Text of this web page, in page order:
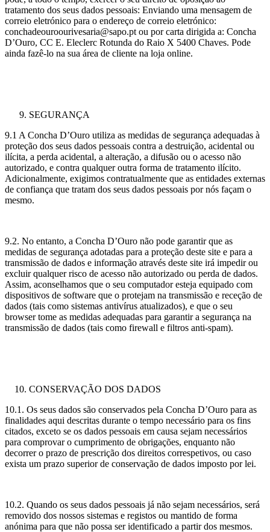
tratamento dos seus dados pessoais: Enviando uma mensagem de
correio eletrónico para o endereço de correio eletrónico:
conchadeouroourivesaria@sapo.pt ou por carta dirigida a: Concha
D’Ouro, CC E. Eleclerc Rotunda do Raio X 5400 Chaves. Pode
ainda fazê-lo na sua área de cliente na loja online.
SEGURANÇA
9.1 A Concha D’Ouro utiliza as medidas de segurança adequadas à
proteção dos seus dados pessoais contra a destruição, acidental ou
ilícita, a perda acidental, a alteração, a difusão ou o acesso não
autorizado, e contra qualquer outra forma de tratamento ilícito.
Adicionalmente, exigimos contratualmente que as entidades externas
de confiança que tratam dos seus dados pessoais por nós façam o
mesmo.
9.2. No entanto, a Concha D’Ouro não pode garantir que as
medidas de segurança adotadas para a proteção deste site e para a
transmissão de dados e informação através deste site irá impedir ou
excluir qualquer risco de acesso não autorizado ou perda de dados.
Assim, aconselhamos que o seu computador esteja equipado com
dispositivos de software que o protejam na transmissão e receção de
dados (tais como sistemas antivírus atualizados), e que o seu
browser tome as medidas adequadas para garantir a segurança na
transmissão de dados (tais como firewall e filtros anti-spam).
CONSERVAÇÃO DOS DADOS
10.1. Os seus dados são conservados pela Concha D’Ouro para as
finalidades aqui descritas durante o tempo necessário para os fins
citados, exceto se os dados pessoais em causa sejam necessários
para comprovar o cumprimento de obrigações, enquanto não
decorrer o prazo de prescrição dos direitos correspetivos, ou caso
exista um prazo superior de conservação de dados imposto por lei.
10.2. Quando os seus dados pessoais já não sejam necessários, será
removido dos nossos sistemas e registos ou mantido de forma
anónima para que não possa ser identificado a partir dos mesmos.